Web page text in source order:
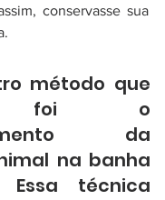
conservasse sua
método que
foi o
da
na banha
técnica